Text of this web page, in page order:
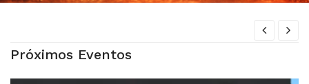
Próximos Eventos